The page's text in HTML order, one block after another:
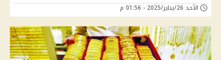
الأحد 26/يناير/2025 - 01:56 م